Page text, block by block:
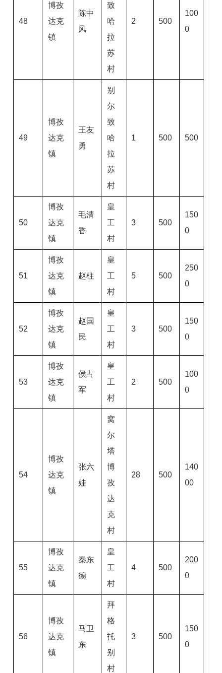
48
博孜
达克
镇
陈中
风
致
哈
拉
苏
村
2 500
100
0
49
博孜
达克
镇
王友
勇
别
尔
致
哈
拉
苏
村
1 500 500
50
博孜
达克
镇
毛清
香
皇
工
村
3 500
150
0
51
博孜
达克
镇
赵柱
皇
工
村
5 500
250
0
52
博孜
达克
镇
赵国
民
皇
工
村
3 500
150
0
53
博孜
达克
镇
侯占
军
皇
工
村
2 500
100
0
54
博孜
达克
镇
张六
娃
窝
尔
塔
博
孜
达
克
村
28 500
140
00
55
博孜
达克
镇
秦东
德
皇
工
村
4 500
200
0
56
博孜
达克
镇
马卫
东
拜
格
托
别
村
3 500
150
0